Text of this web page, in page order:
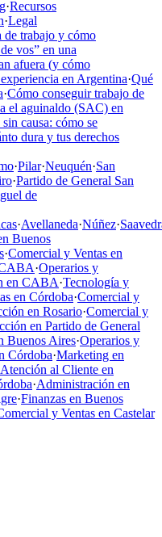
·Recursos
·Legal
de trabajo y cómo
vos” en una
afuera (y cómo
en Argentina·Qué
·Cómo conseguir trabajo de
el aguinaldo (SAC) en
causa: cómo se
dura y tus derechos
·Pilar·Neuquén·San
·Partido de General San
de
·Avellaneda·Núñez·
Buenos
·Comercial y Ventas en
·Operarios y
en CABA·Tecnología y
en Córdoba·Comercial y
en Rosario·Comercial y
en Partido de General
Buenos Aires·Operarios y
Córdoba·Marketing en
Atención al Cliente en
·Administración en
·Finanzas en Buenos
y Ventas en Castelar